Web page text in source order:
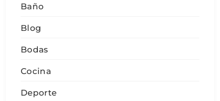
Baño
Blog
Bodas
Cocina
Deporte